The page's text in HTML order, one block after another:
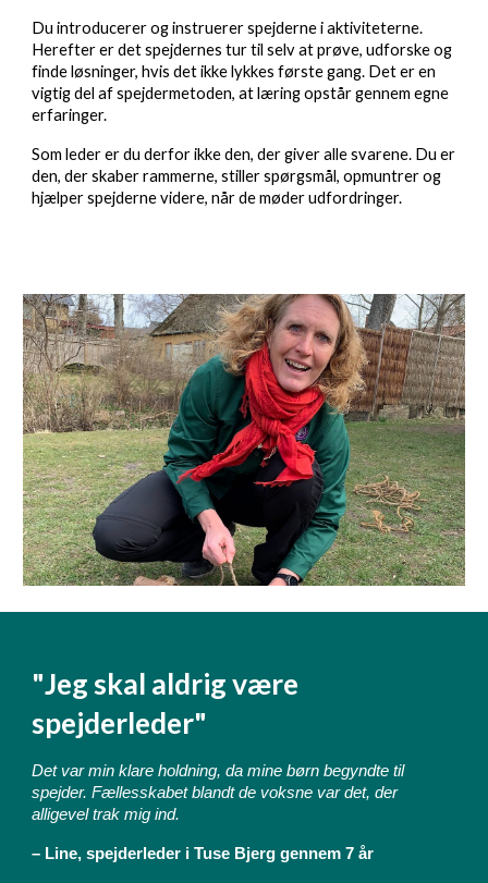
Du introducerer og instruerer spejderne i aktiviteterne.
Herefter er det spejdernes tur til selv at prøve, udforske og
finde løsninger, hvis det ikke lykkes første gang. Det er en
vigtig del af spejdermetoden, at læring opstår gennem egne
erfaringer.
Som leder er du derfor ikke den, der giver alle svarene. Du er
den, der skaber rammerne, stiller spørgsmål, opmuntrer og
hjælper spejderne videre, når de møder udfordringer.
"Jeg skal aldrig være
spejderleder"
Det var min klare holdning, da mine børn begyndte til
spejder. Fællesskabet blandt de voksne var det, der
alligevel trak mig ind.
– Line, spejderleder i Tuse Bjerg gennem 7 år